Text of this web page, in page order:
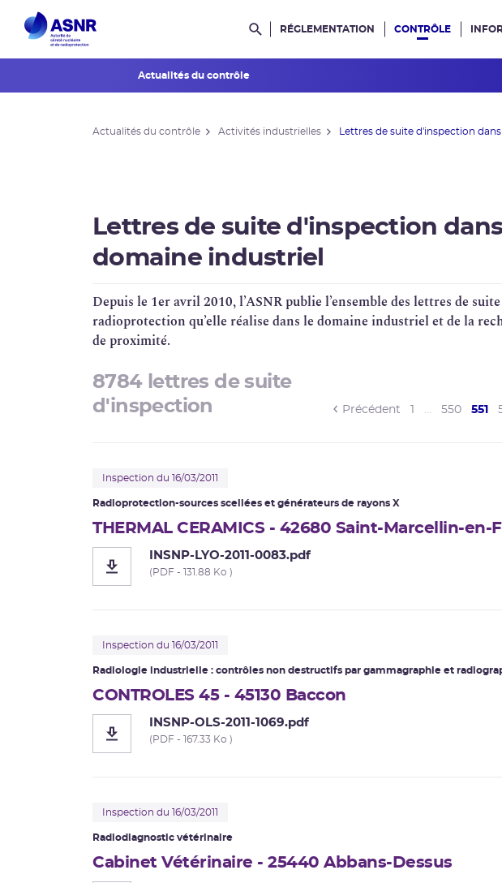
Rechercher dans le site
RÉGLEMENTATION CONTRÔLE
Actualités du contrôle
Petits Réacteurs Modulaires
Surveillance des PFAS
Réacteur EPR de Flamanville
Corrosion sous contrainte
Usine Creusot Forge
Actualités du contrôle Activités industrielles Lettres de suite d'inspection dans
Lettres de suite d'inspection
domaine industriel
Depuis le 1er avril 2010, l’ASNR publie l’ensemble des lettres de
radioprotection qu’elle réalise dans le domaine industriel et de la
de proximité.
8784 lettres de suite
d'inspection
Précédent … 550 551
Inspection du 16/03/2011
Radioprotection-sources scellées et générateurs de rayons X
THERMAL CERAMICS - 42680 Saint-Marcellin-en-
INSNP-LYO-2011-0083.pdf
(PDF - 131.88 Ko )
Inspection du 16/03/2011
Radiologie industrielle : contrôles non destructifs par gammagraphie et
CONTROLES 45 - 45130 Baccon
INSNP-OLS-2011-1069.pdf
(PDF - 167.33 Ko )
Inspection du 16/03/2011
Radiodiagnostic vétérinaire
Cabinet Vétérinaire - 25440 Abbans-Dessus